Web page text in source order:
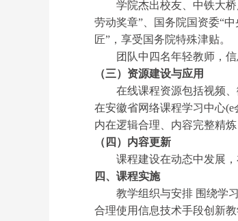
学院杰出校友、中铁大
劳动奖章”、国务院国资委“
匠”，享受国务院特殊津贴。
团队中四名年轻教师，
（三）资源建设与应用
在线课程资源包括视频
在安徽省网络课程学习中心(e
内在逻辑合理、内容完整精
（四）内容更新
课程建设在动态中发展
四、课程实施
教学组织与安排 围绕学
合理使用信息技术手段创新